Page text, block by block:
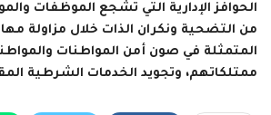
الحوافز الإدارية التي تشجع الموظفات
من التضحية ونكران الذات خلال مزاولة
المتمثلة في صون أمن المواطنات
ممتلكاتهم، وتجويد الخدمات الشرطية